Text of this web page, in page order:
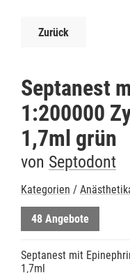
Zurück
Septanest
1:200000
1,7ml grün
von Septodont
Kategorien /
48 Angebote
Septanest mit
1,7ml